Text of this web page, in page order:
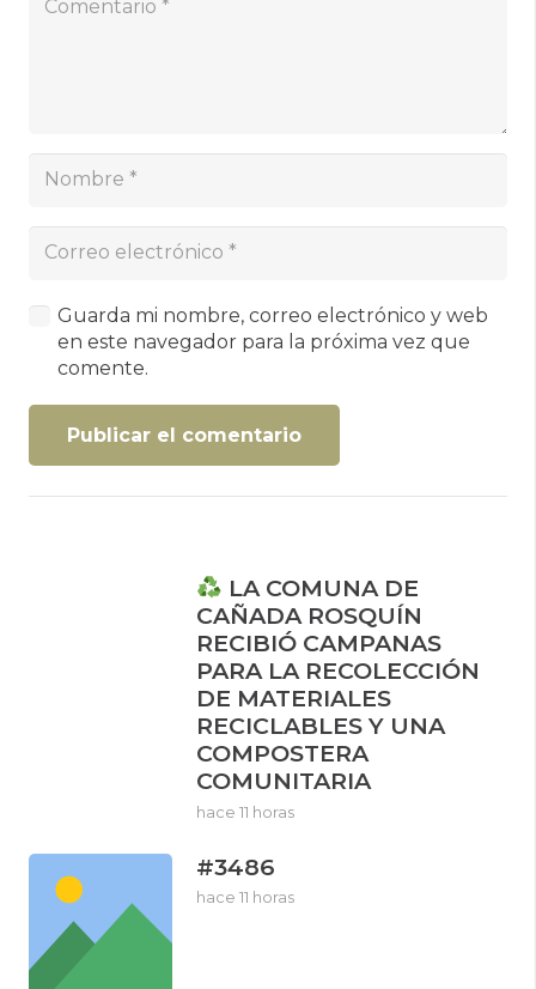
Guarda mi nombre, correo electrónico y web
en este navegador para la próxima vez que
comente.
Publicar el comentario
LA COMUNA DE
CAÑADA ROSQUÍN
RECIBIÓ CAMPANAS
PARA LA RECOLECCIÓN
DE MATERIALES
RECICLABLES Y UNA
COMPOSTERA
COMUNITARIA
hace 11 horas
#3486
hace 11 horas